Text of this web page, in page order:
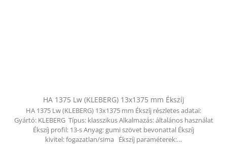
HA 1375 Lw (KLEBERG) 13x1375 mm Ékszíj
HA 1375 Lw (KLEBERG) 13x1375 mm Ékszíj részletes adatai:
Gyártó: KLEBERG Típus: klasszikus Alkalmazás: általános használat
Ékszíj profil: 13-s Anyag: gumi szövet bevonattal Ékszíj
kivitel: fogazatlan/sima Ékszíj paraméterek:…